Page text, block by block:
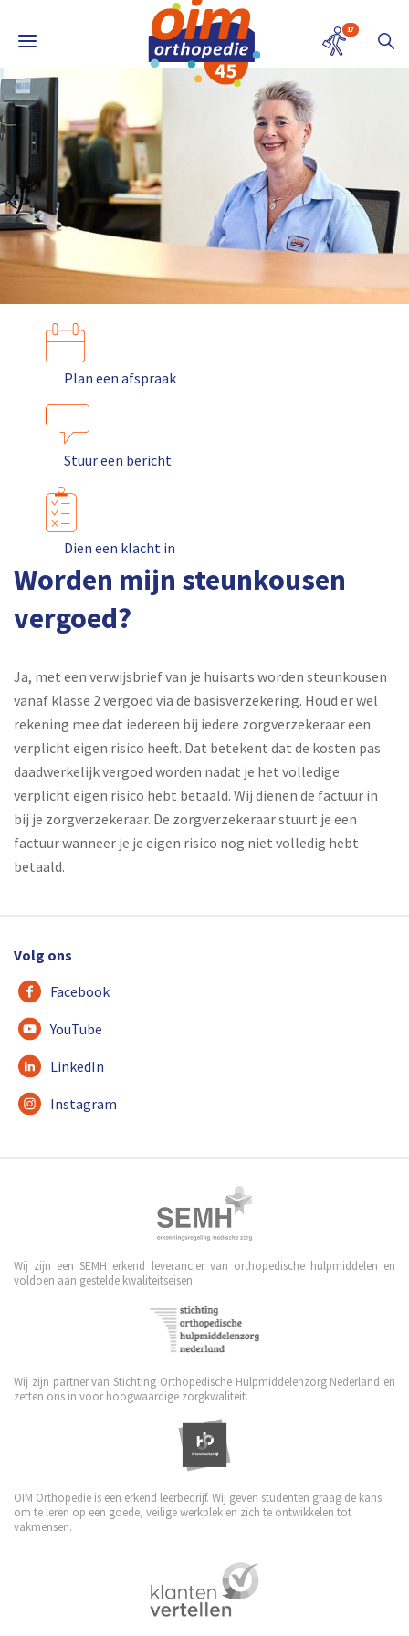
17
Plan een afspraak
Stuur een bericht
Dien een klacht in
Worden mijn steunkousen
vergoed?
Ja, met een verwijsbrief van je huisarts worden steunkousen
vanaf klasse 2 vergoed via de basisverzekering. Houd er wel
rekening mee dat iedereen bij iedere zorgverzekeraar een
verplicht eigen risico heeft. Dat betekent dat de kosten pas
daadwerkelijk vergoed worden nadat je het volledige
verplicht eigen risico hebt betaald. Wij dienen de factuur in
bij je zorgverzekeraar. De zorgverzekeraar stuurt je een
factuur wanneer je je eigen risico nog niet volledig hebt
betaald.
Volg ons
Facebook
YouTube
LinkedIn
Instagram
Wij zijn een SEMH erkend leverancier van orthopedische hulpmiddelen en
voldoen aan gestelde kwaliteitseisen.
Wij zijn partner van Stichting Orthopedische Hulpmiddelenzorg Nederland en
zetten ons in voor hoogwaardige zorgkwaliteit.
OIM Orthopedie is een erkend leerbedrijf. Wij geven studenten graag de kans
om te leren op een goede, veilige werkplek en zich te ontwikkelen tot
vakmensen.